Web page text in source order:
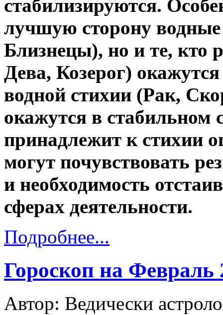
стабилизируются.
лучшую сторону
Близнецы), но и те, кто
Дева, Козерог)
водной стихии (Рак,
окажутся в стабильном
принадлежит к стихии
могут почувствовать
и необходимость
сферах деятельности.
Подробнее...
Гороскоп на Февраль
Автор: Ведически